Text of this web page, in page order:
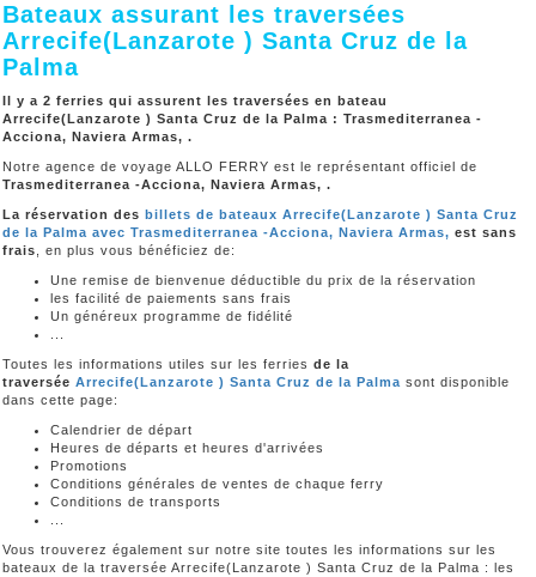
Bateaux assurant les traversées
Arrecife(Lanzarote ) Santa Cruz de la
Palma
Il y a 2 ferries qui assurent les traversées en bateau
Arrecife(Lanzarote ) Santa Cruz de la Palma : Trasmediterranea -
Acciona, Naviera Armas, .
Notre agence de voyage ALLO FERRY est le représentant officiel de
Trasmediterranea -Acciona, Naviera Armas, .
La réservation des billets de bateaux Arrecife(Lanzarote ) Santa Cruz
de la Palma avec Trasmediterranea -Acciona, Naviera Armas, est sans
frais , en plus vous bénéficiez de:
Une remise de bienvenue déductible du prix de la réservation
les facilité de paiements sans frais
Un généreux programme de fidélité
Toutes les informations utiles sur les ferries de la
traversée Arrecife(Lanzarote ) Santa Cruz de la Palma sont disponible
dans cette page:
Calendrier de départ
Heures de départs et heures d'arrivées
Promotions
Conditions générales de ventes de chaque ferry
Conditions de transports
Vous trouverez également sur notre site toutes les informations sur les
bateaux de la traversée Arrecife(Lanzarote ) Santa Cruz de la Palma : les